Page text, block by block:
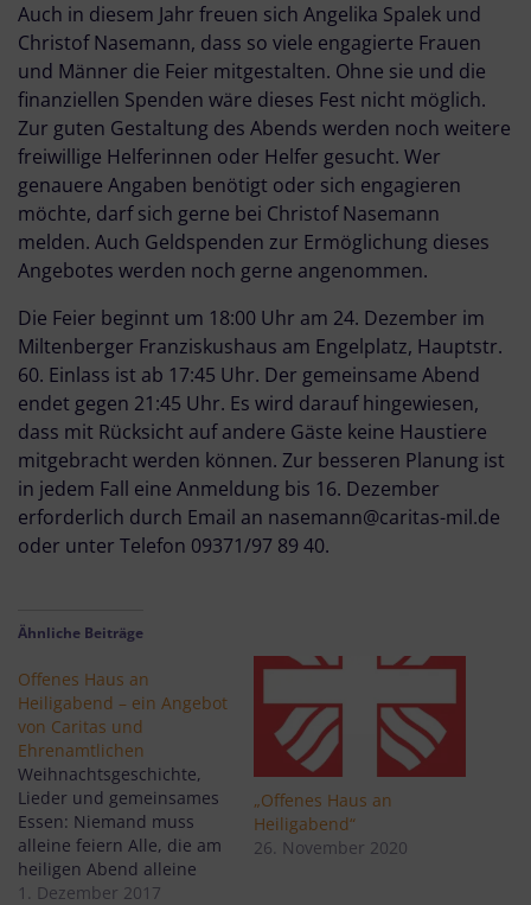
Auch in diesem Jahr freuen sich Angelika Spalek und
Christof Nasemann, dass so viele engagierte Frauen
und Männer die Feier mitgestalten. Ohne sie und die
finanziellen Spenden wäre dieses Fest nicht möglich.
Zur guten Gestaltung des Abends werden noch weitere
freiwillige Helferinnen oder Helfer gesucht. Wer
genauere Angaben benötigt oder sich engagieren
möchte, darf sich gerne bei Christof Nasemann
melden. Auch Geldspenden zur Ermöglichung dieses
Angebotes werden noch gerne angenommen.
Die Feier beginnt um 18:00 Uhr am 24. Dezember im
Miltenberger Franziskushaus am Engelplatz, Hauptstr.
60. Einlass ist ab 17:45 Uhr. Der gemeinsame Abend
endet gegen 21:45 Uhr. Es wird darauf hingewiesen,
dass mit Rücksicht auf andere Gäste keine Haustiere
mitgebracht werden können. Zur besseren Planung ist
in jedem Fall eine Anmeldung bis 16. Dezember
erforderlich durch Email an nasemann@caritas-mil.de
oder unter Telefon 09371/97 89 40.
Ähnliche Beiträge
Offenes Haus an
Heiligabend – ein Angebot
von Caritas und
Ehrenamtlichen
Weihnachtsgeschichte,
Lieder und gemeinsames
Essen: Niemand muss
alleine feiern Alle, die am
heiligen Abend alleine
sind, nicht wissen, wo sie
1. Dezember 2017
„Offenes Haus an
Heiligabend“
26. November 2020